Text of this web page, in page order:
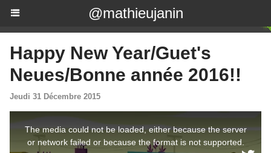
@mathieujanin
Happy New Year/Guet's
Neues/Bonne année 2016!!
Jeudi 31 Décembre 2015